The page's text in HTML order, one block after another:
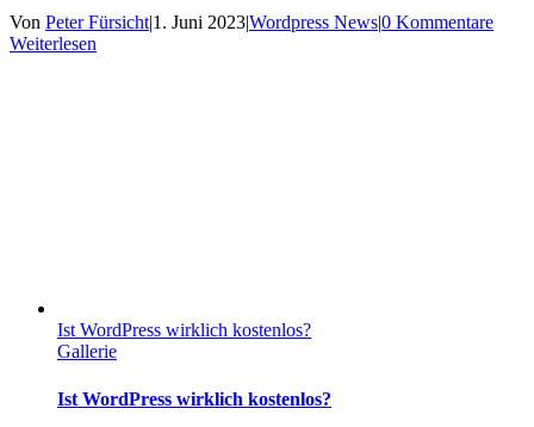
Von Peter Fürsicht|1. Juni 2023|Wordpress News|0 Kommentare
Weiterlesen
Ist WordPress wirklich kostenlos?
Gallerie
Ist WordPress wirklich kostenlos?